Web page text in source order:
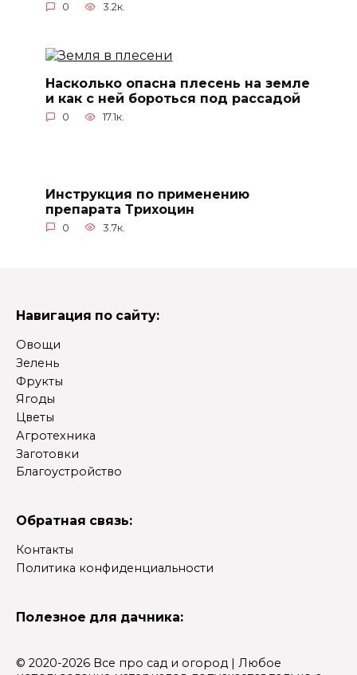
0 3.2к.
Насколько опасна плесень на земле
и как с ней бороться под рассадой
0 17.1к.
Инструкция по применению
препарата Трихоцин
0 3.7к.
Навигация по сайту:
Овощи
Зелень
Фрукты
Ягоды
Цветы
Агротехника
Заготовки
Благоустройство
Обратная связь:
Контакты
Политика конфиденциальности
Полезное для дачника:
© 2020-2026 Все про сад и огород | Любое